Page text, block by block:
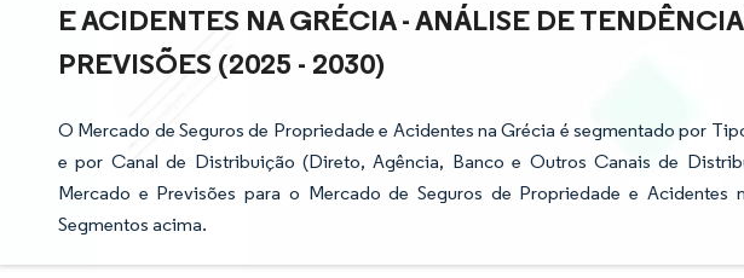
E ACIDENTES NA GRÉCIA - ANÁLISE DE
PREVISÕES (2025 - 2030)
O Mercado de Seguros de Propriedade e Acidentes na Grécia é segmentado por
e por Canal de Distribuição (Direto, Agência, Banco e Outros Canais de
Mercado e Previsões para o Mercado de Seguros de Propriedade e Acidentes
Segmentos acima.